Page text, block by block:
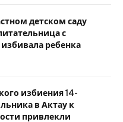
детском саду
с
ребенка
избиения 14-
в Актау к
привлекли